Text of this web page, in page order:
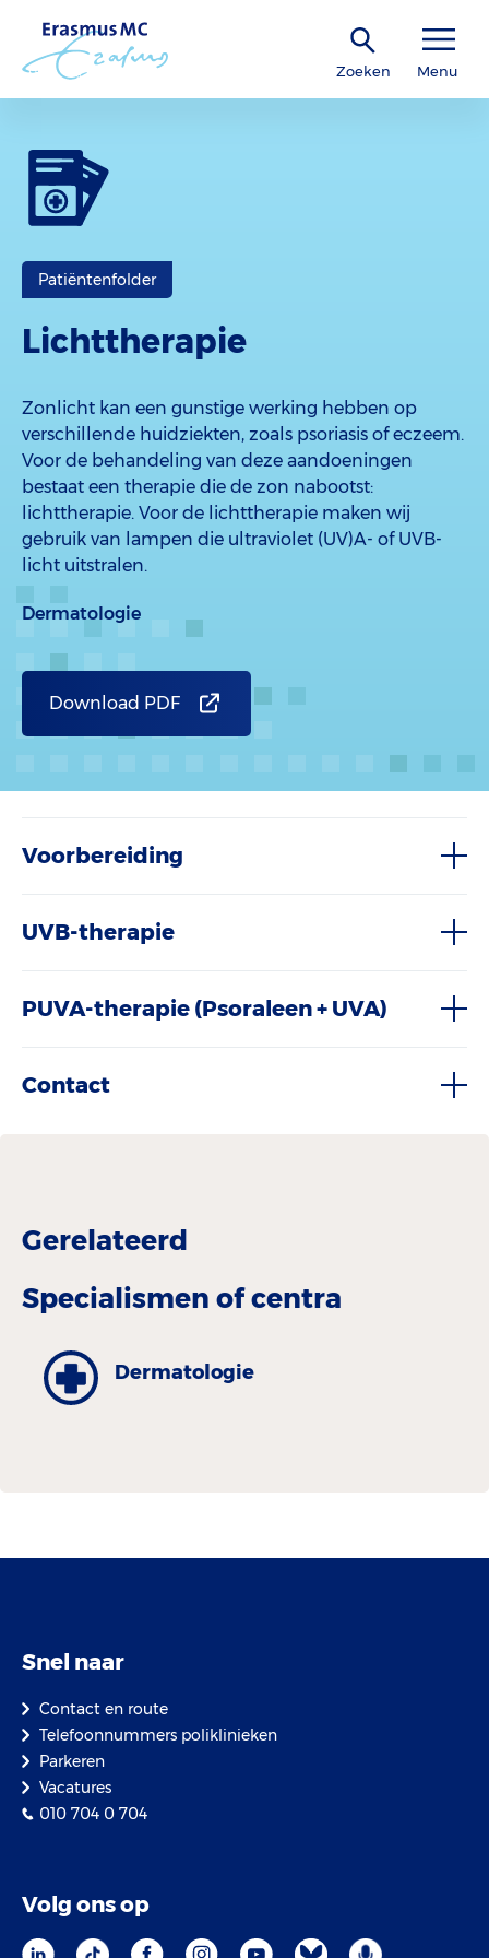
Zoeken Menu
Patiëntenfolder
Lichttherapie
Zonlicht kan een gunstige werking hebben op
verschillende huidziekten, zoals psoriasis of eczeem.
Voor de behandeling van deze aandoeningen
bestaat een therapie die de zon nabootst:
lichttherapie. Voor de lichttherapie maken wij
gebruik van lampen die ultraviolet (UV)A- of UVB-
licht uitstralen.
Dermatologie
Download PDF
Voorbereiding
UVB-therapie
PUVA-therapie (Psoraleen + UVA)
Contact
Gerelateerd
Specialismen of centra
Dermatologie
Snel naar
Contact en route
Telefoonnummers poliklinieken
Parkeren
Vacatures
010 704 0 704
Volg ons op